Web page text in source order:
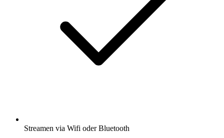
Streamen via Wifi oder Bluetooth